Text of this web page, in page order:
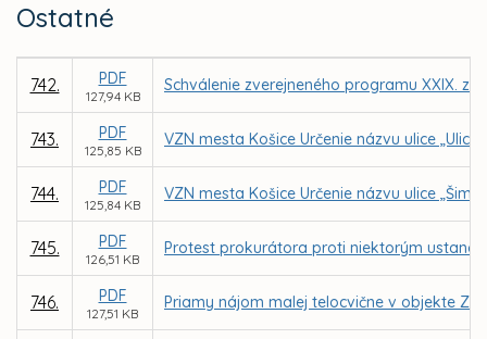
Ostatné
742. PDF
127,94 KB
Schválenie zverejneného programu XXIX.
743. PDF
125,85 KB
VZN mesta Košice Určenie názvu ulice „Ulica
744. PDF
125,84 KB
VZN mesta Košice Určenie názvu ulice
745. PDF
126,51 KB
Protest prokurátora proti niektorým
746. PDF
127,51 KB
Priamy nájom malej telocvične v objekte